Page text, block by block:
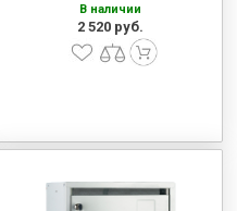
В наличии
2 520 руб.